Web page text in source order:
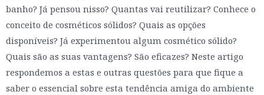
banho? Já pensou nisso? Quantas vai reutilizar? Conhece o
conceito de cosméticos sólidos? Quais as opções
disponíveis? Já experimentou algum cosmético sólido?
Quais são as suas vantagens? São eficazes? Neste artigo
respondemos a estas e outras questões para que fique a
saber o essencial sobre esta tendência amiga do ambiente